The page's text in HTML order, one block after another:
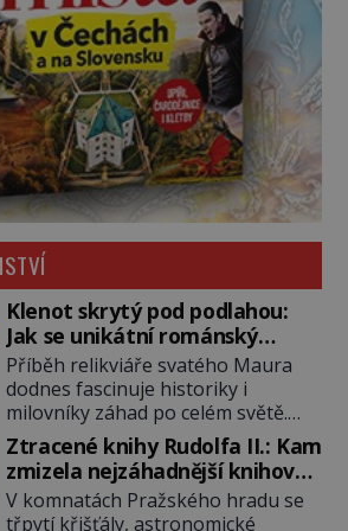
Klenot skrytý pod podlahou:
Jak se unikátní románský
poklad dostal do zapadlého
Bečova?
Příběh relikviáře svatého Maura
dodnes fascinuje historiky i
milovníky záhad po celém světě.
Tato románská zlatnická památka
ze 13. století je po českých
korunovačních klenotech druhým
nejcennějším movitým majetkem v
Ztracené knihy Rudolfa II.: Kam
zmizela nejzáhadnější knihovna
Evropy?
V komnatách Pražského hradu se
třpytí křišťály, astronomické